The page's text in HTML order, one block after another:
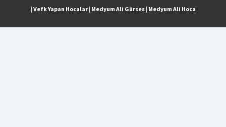
| Vefk Yapan Hocalar| Medyum Ali Gürses| Medyum Ali Hoca